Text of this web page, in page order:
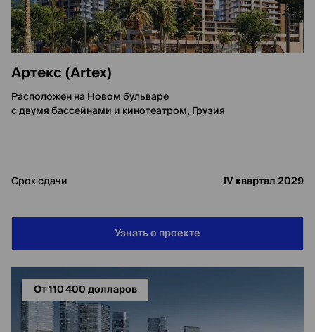
Артекс (Artex)
Расположен на Новом бульваре
с двумя бассейнами и кинотеатром, Грузия
Срок сдачи IV квартал 2029
Узнать о проекте
От 110 400 долларов